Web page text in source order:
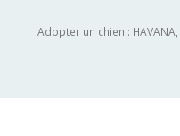
Adopter un chien :